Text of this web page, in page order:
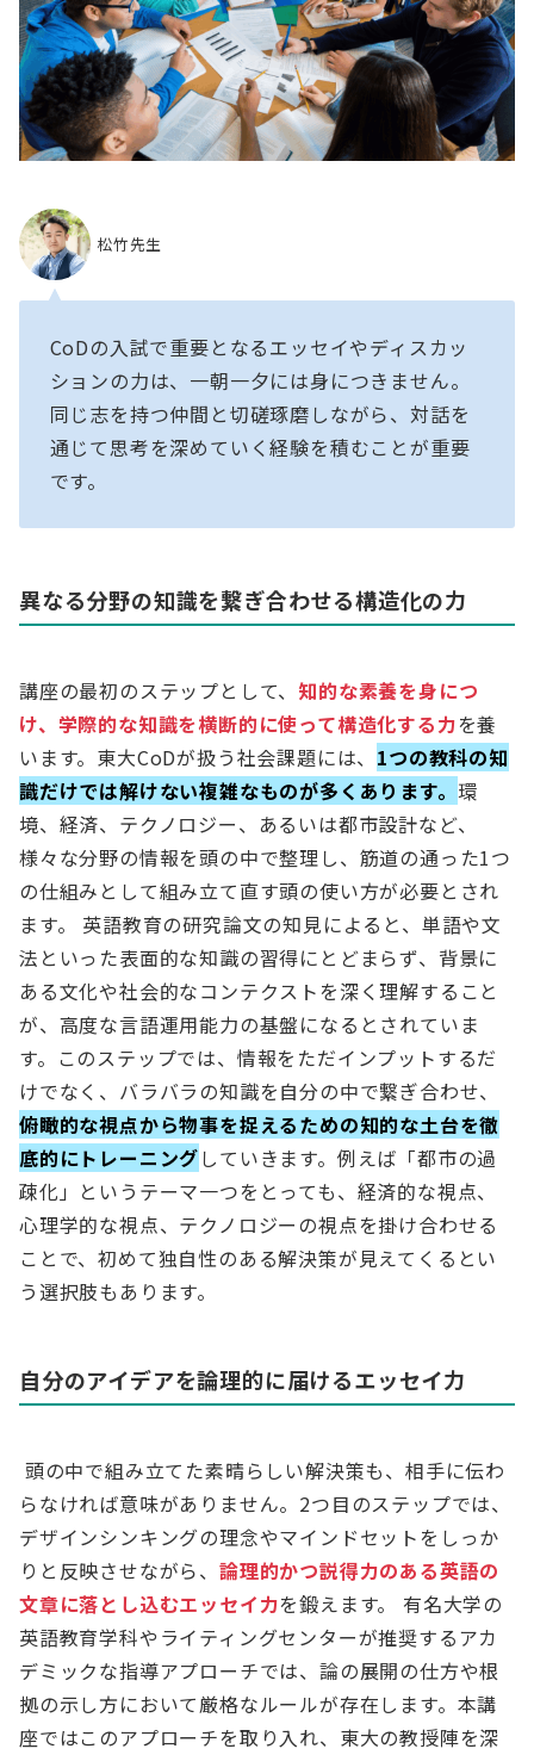
松竹先生
CoDの入試で重要となるエッセイやディスカッ
ションの力は、一朝一夕には身につきません。
同じ志を持つ仲間と切磋琢磨しながら、対話を
通じて思考を深めていく経験を積むことが重要
です。
異なる分野の知識を繋ぎ合わせる構造化の力
講座の最初のステップとして、 知的な素養を身につ
け、学際的な知識を横断的に使って構造化する力を養
います。東大CoDが扱う社会課題には、 1つの教科の知
識だけでは解けない複雑なものが多くあります。 環
境、経済、テクノロジー、あるいは都市設計など、
様々な分野の情報を頭の中で整理し、筋道の通った1つ
の仕組みとして組み立て直す頭の使い方が必要とされ
ます。 英語教育の研究論文の知見によると、単語や文
法といった表面的な知識の習得にとどまらず、背景に
ある文化や社会的なコンテクストを深く理解すること
が、高度な言語運用能力の基盤になるとされていま
す。このステップでは、情報をただインプットするだ
けでなく、バラバラの知識を自分の中で繋ぎ合わせ、
俯瞰的な視点から物事を捉えるための知的な土台を徹
底的にトレーニングしていきます。例えば「都市の過
疎化」というテーマ一つをとっても、経済的な視点、
心理学的な視点、テクノロジーの視点を掛け合わせる
ことで、初めて独自性のある解決策が見えてくるとい
う選択肢もあります。
自分のアイデアを論理的に届けるエッセイ力
頭の中で組み立てた素晴らしい解決策も、相手に伝わ
らなければ意味がありません。2つ目のステップでは、
デザインシンキングの理念やマインドセットをしっか
りと反映させながら、 論理的かつ説得力のある英語の
文章に落とし込むエッセイ力を鍛えます。 有名大学の
英語教育学科やライティングセンターが推奨するアカ
デミックな指導アプローチでは、論の展開の仕方や根
拠の示し方において厳格なルールが存在します。本講
座ではこのアプローチを取り入れ、東大の教授陣を深